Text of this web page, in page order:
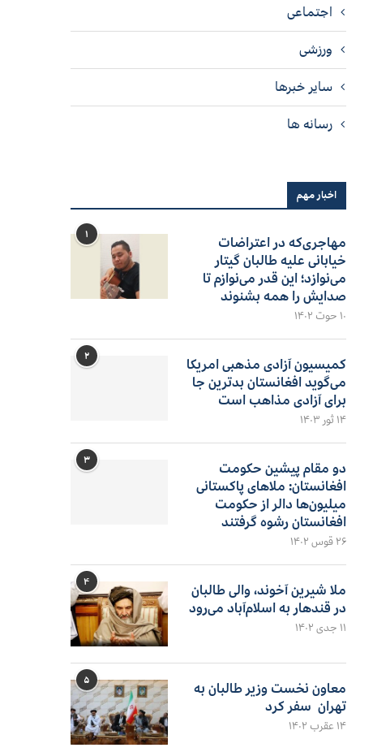
اجتماعی
ورزشی
سایر خبرها
رسانه ها
اخبار مهم
۱
مهاجری‌که در اعتراضات
خیابانی علیه طالبان گیتار
می‌نوازد؛ این قدر می‌نوازم تا
صدایش را همه بشنوند
۱۰ حوت ۱۴۰۲
۲
کمیسیون آزادی مذهبی امریکا
می‌گوید افغانستان بدترین جا
برای آزادی مذاهب است
۱۴ ثور ۱۴۰۳
۳
دو مقام پیشین حکومت
افغانستان: ملاهای پاکستانی
میلیون‌ها دالر از حکومت
افغانستان رشوه گرفتند
۲۶ قوس ۱۴۰۲
۴
ملا شیرین آخوند، والی طالبان
در قندهار به اسلام‌آباد می‌رود
۱۱ جدی ۱۴۰۲
۵
معاون نخست وزیر طالبان به
تهران سفر کرد
۱۴ عقرب ۱۴۰۲